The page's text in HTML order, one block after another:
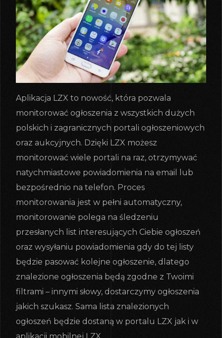
Aplikacja LZX to nowość, która pozwala
monitorować ogłoszenia z wszystkich dużych
polskich i zagranicznych portali ogłoszeniowych
oraz aukcyjnych. Dzięki LZX możesz
monitorować wiele portali na raz, otrzymywać
natychmiastowe powiadomienia na email lub
bezpośrednio na telefon. Proces
monitorowania jest w pełni automatyczny,
monitorowanie polega na śledzeniu
przesłanych list interesujących Ciebie ogłoszeń
oraz wysyłaniu powiadomienia gdy do tej listy
będzie pasować kolejne ogłoszenie, dlatego
znalezione ogłoszenia będą zgodne z Twoimi
filtrami – innymi słowy, dostarczymy ogłoszenia
jakich szukasz. Sama lista znalezionych
ogłoszeń będzie dostaną w portalu LZX jak i w
aplikacji mobilnej LZX.